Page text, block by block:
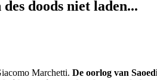
doods niet laden...
Marchetti. De oorlog van